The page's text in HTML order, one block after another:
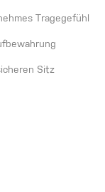
Tragegefühl
Sitz